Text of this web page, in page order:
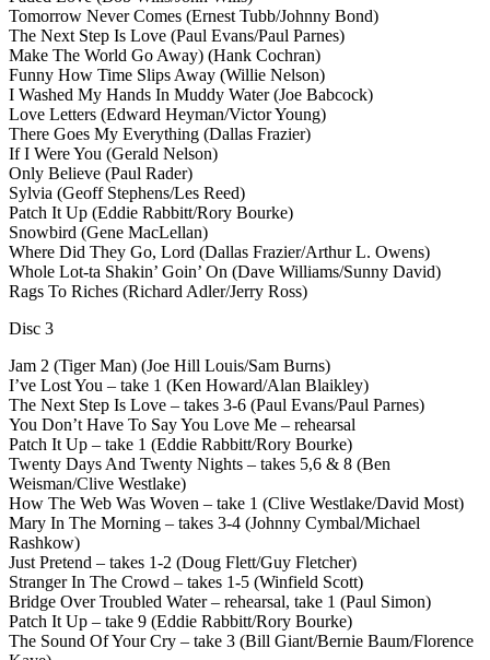
Tomorrow Never Comes (Ernest Tubb/Johnny Bond)
The Next Step Is Love (Paul Evans/Paul Parnes)
Make The World Go Away) (Hank Cochran)
Funny How Time Slips Away (Willie Nelson)
I Washed My Hands In Muddy Water (Joe Babcock)
Love Letters (Edward Heyman/Victor Young)
There Goes My Everything (Dallas Frazier)
If I Were You (Gerald Nelson)
Only Believe (Paul Rader)
Sylvia (Geoff Stephens/Les Reed)
Patch It Up (Eddie Rabbitt/Rory Bourke)
Snowbird (Gene MacLellan)
Where Did They Go, Lord (Dallas Frazier/Arthur L. Owens)
Whole Lot-ta Shakin’ Goin’ On (Dave Williams/Sunny David)
Rags To Riches (Richard Adler/Jerry Ross)
Disc 3
Jam 2 (Tiger Man) (Joe Hill Louis/Sam Burns)
I’ve Lost You – take 1 (Ken Howard/Alan Blaikley)
The Next Step Is Love – takes 3-6 (Paul Evans/Paul Parnes)
You Don’t Have To Say You Love Me – rehearsal
Patch It Up – take 1 (Eddie Rabbitt/Rory Bourke)
Twenty Days And Twenty Nights – takes 5,6 & 8 (Ben
Weisman/Clive Westlake)
How The Web Was Woven – take 1 (Clive Westlake/David Most)
Mary In The Morning – takes 3-4 (Johnny Cymbal/Michael
Rashkow)
Just Pretend – takes 1-2 (Doug Flett/Guy Fletcher)
Stranger In The Crowd – takes 1-5 (Winfield Scott)
Bridge Over Troubled Water – rehearsal, take 1 (Paul Simon)
Patch It Up – take 9 (Eddie Rabbitt/Rory Bourke)
The Sound Of Your Cry – take 3 (Bill Giant/Bernie Baum/Florence